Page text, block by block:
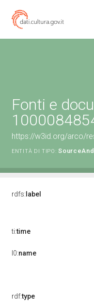
Fonti e
https://w3id.org/arco/
ENTITÀ DI TIPO:
rdfs: label
ti:time
l0:name
rdf:type